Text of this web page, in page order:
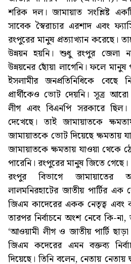
শরিক দল। জামায়াত সংশ্লিষ্ট
সাবেক স্বৈরাচার এরশাদ এবং
রংপুরের মানুষ প্রত্যাখ্যান
উন্নয়ন হয়নি। শুধু রংপুর জেলা
উন্নয়নের ছোঁয়া লাগেনি। ফলে
ইসলামীর জনপ্রতিনিধিকে বেছে
প্রার্থীকেও ভোট দেয়নি। সূত্র
লীগ এবং বিএনপি সরকারে
দেখেছে। তাই জামায়াতকে
জামায়াতকে ভোট দিয়েছে ক্ষমতায়
জামায়াতকে ক্ষমতায় যাওয়া থেকে
পারেনি। রংপুরের মানুষ জিতে গেছে।
রংপুর বিভাগে জামায়াতের
লালমনিরহাটের জাতীয় পার্টির এক
জিএম কাদেরের একক নেতৃত্ব এবং
তারপর নির্বাচনে অংশ নেবে কি-না,
‘আওয়ামী লীগ ও জাতীয় পার্টি
জিএম কদেরের এমন বক্তব্য
দিয়েছে। তিনি বলেন, নেতায় নেতায়